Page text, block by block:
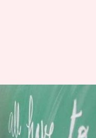
के लिए
रखें खास ध्यान